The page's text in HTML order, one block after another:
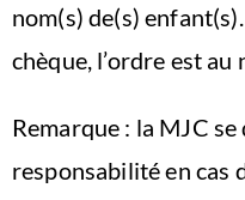
nom(s) de(s)
chèque, l’ordre est au
Remarque : la MJC
responsabilité en cas